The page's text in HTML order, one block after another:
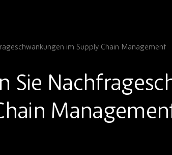
im Supply Chain Management
Sie